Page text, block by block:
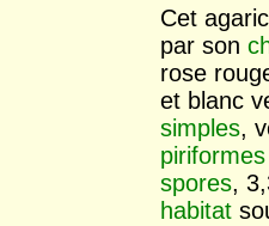
Cet
par son
rose
et blanc
simples,
piriformes
spores,
habitat